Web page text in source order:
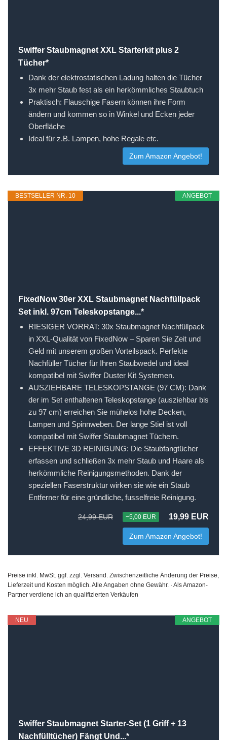
Swiffer Staubmagnet XXL Starterkit plus 2
Tücher*
Dank der elektrostatischen Ladung halten die Tücher
3x mehr Staub fest als ein herkömmliches Staubtuch
Praktisch: Flauschige Fasern können ihre Form
ändern und kommen so in Winkel und Ecken jeder
Oberfläche
Ideal für z.B. Lampen, hohe Regale etc.
Zum Amazon Angebot!
ANGEBOT
BESTSELLER NR. 10
FixedNow 30er XXL Staubmagnet Nachfüllpack
Set inkl. 97cm Teleskopstange...*
RIESIGER VORRAT: 30x Staubmagnet Nachfüllpack
in XXL-Qualität von FixedNow – Sparen Sie Zeit und
Geld mit unserem großen Vorteilspack. Perfekte
Nachfüller Tücher für Ihren Staubwedel und ideal
kompatibel mit Swiffer Duster Kit Systemen.
AUSZIEHBARE TELESKOPSTANGE (97 CM): Dank
der im Set enthaltenen Teleskopstange (ausziehbar bis
zu 97 cm) erreichen Sie mühelos hohe Decken,
Lampen und Spinnweben. Der lange Stiel ist voll
kompatibel mit Swiffer Staubmagnet Tüchern.
EFFEKTIVE 3D REINIGUNG: Die Staubfangtücher
erfassen und schließen 3x mehr Staub und Haare als
herkömmliche Reinigungsmethoden. Dank der
speziellen Faserstruktur wirken sie wie ein Staub
Entferner für eine gründliche, fusselfreie Reinigung.
24,99 EUR −5,00 EUR 19,99 EUR
Zum Amazon Angebot!
Preise inkl. MwSt. ggf. zzgl. Versand. Zwischenzeitliche Änderung der Preise,
Lieferzeit und Kosten möglich. Alle Angaben ohne Gewähr. · Als Amazon-
Partner verdiene ich an qualifizierten Verkäufen
ANGEBOT
NEU
Swiffer Staubmagnet Starter-Set (1 Griff + 13
Nachfülltücher) Fängt Und...*